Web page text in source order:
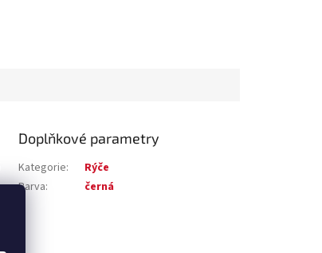
Doplňkové parametry
Kategorie:
Rýče
Barva: černá